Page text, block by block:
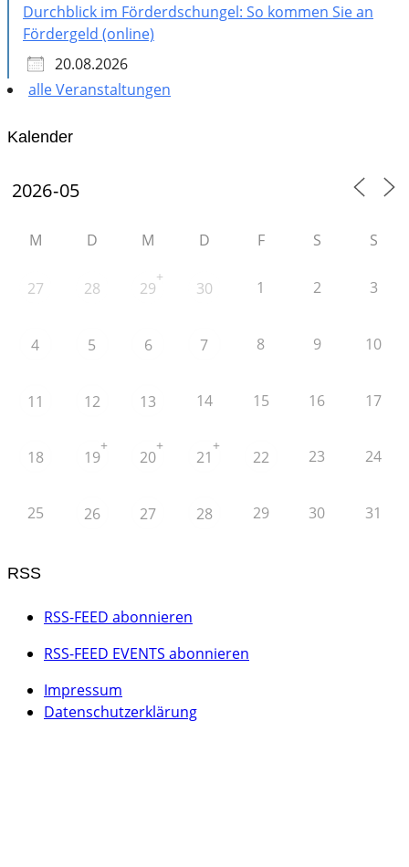
Durchblick im Förderdschungel: So kommen Sie an
Fördergeld (online)
20.08.2026
alle Veranstaltungen
Kalender
M D M D F S S
27 28 29
+
30 1 2 3
4 5 6 7 8 9 10
11 12 13 14 15 16 17
18 19
+
20
+
21
+
22 23 24
25 26 27 28 29 30 31
RSS
RSS-FEED abonnieren
RSS-FEED EVENTS abonnieren
Impressum
Datenschutzerklärung